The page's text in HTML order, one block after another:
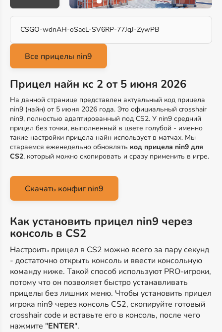
CSGO-wdnAH-oSaeL-SV6RP-77JqJ-ZywPB
Прицел найн кс 2 от 5 июня 2026
На данной странице представлен актуальный код прицела
nin9 (найн) от 5 июня 2026 года. Это официальный crosshair
nin9, полностью адаптированный под CS2. У nin9 средний
прицел без точки, выполненный в цвете голубой - именно
такие настройки прицела найн использует в матчах. Мы
стараемся еженедельно обновлять код прицела nin9 для
CS2, который можно скопировать и сразу применить в игре.
Скачать конфиг nin9
Как установить прицел nin9 через
консоль в CS2
Настроить прицел в CS2 можно всего за пару секунд
- достаточно открыть консоль и ввести консольную
команду ниже. Такой способ используют PRO-игроки,
потому что он позволяет быстро устанавливать
прицелы без лишних меню. Чтобы установить прицел
игрока nin9 через консоль CS2, скопируйте готовый
crosshair code и вставьте его в консоль, после чего
нажмите "ENTER".